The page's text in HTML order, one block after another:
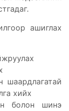
ашиглах
шаардлагатай
хийх
болон шинэ